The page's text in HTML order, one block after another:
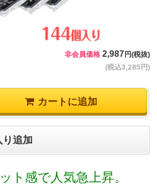
非会員価格 2,987円(税抜)
(税込3,285円)
カートに追加
り追加
ト感で人気急上昇。